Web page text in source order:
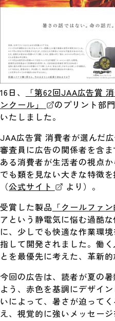
16日、
「第62回JAA広告賞
ンクール」
のプリント部
いたしました。
JAA広告賞 消費者が選んだ広
審査員に広告の関係者を含
ある消費者が生活者の視点
でも類を見ない大きな特徴
（公式サイト
より）。
受賞した製品 「クールファン
アという静電気に悩む過酷
に、少しでも快適な作業環
指して開発されました。働
とを最優先に考えた、革新的
今回の広告は、読者が夏の
よう、赤色を基調にデザイ
いによって、暑さが迫って
え、視覚的に強いメッセー